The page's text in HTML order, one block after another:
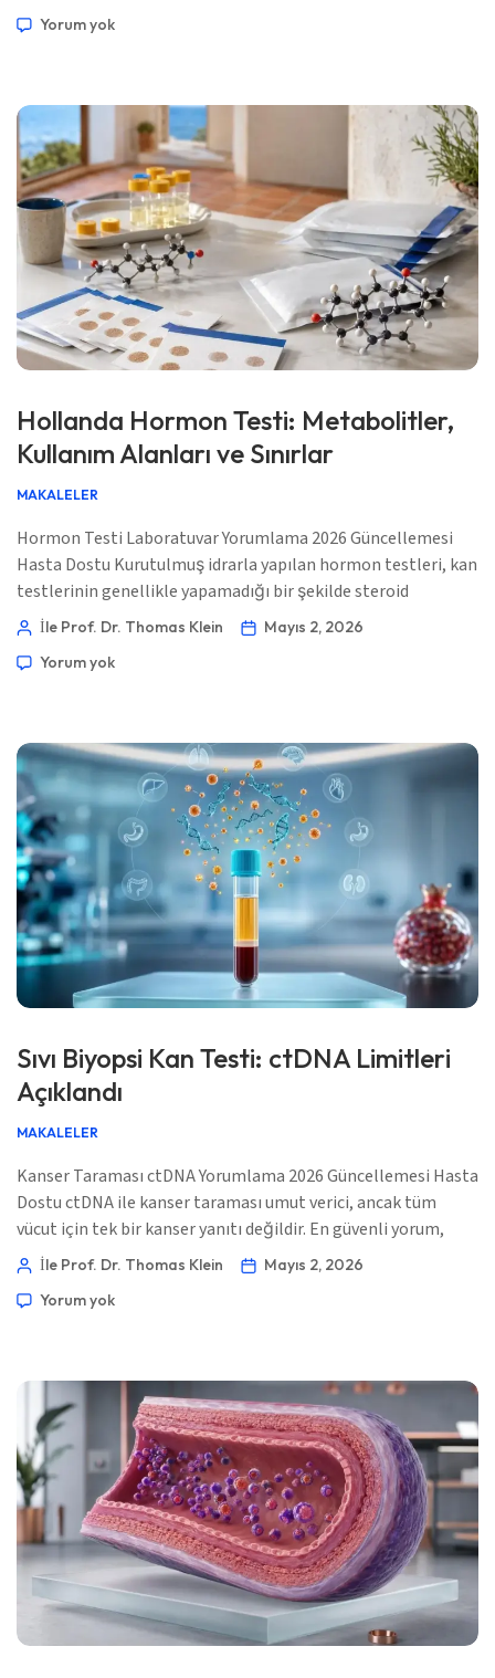
kullanılan özgül analiz (assay) ile birlikte anlamlıdır. 📖 ~11
Yorum yok
Hollanda Hormon Testi: Metabolitler,
Kullanım Alanları ve Sınırlar
MAKALELER
Hormon Testi Laboratuvar Yorumlama 2026 Güncellemesi
Hasta Dostu Kurutulmuş idrarla yapılan hormon testleri, kan
testlerinin genellikle yapamadığı bir şekilde steroid
metabolitlerini haritalayabilir; ancak her hormon sorusu için
Yayınlandı: 2 Mayıs 2026 🩺 Tıbbi Olarak İncelendi: 2 Mayıs
İle Prof. Dr. Thomas Klein
Mayıs 2, 2026
Yorum yok
Sıvı Biyopsi Kan Testi: ctDNA Limitleri
Açıklandı
MAKALELER
Kanser Taraması ctDNA Yorumlama 2026 Güncellemesi Hasta
Dostu ctDNA ile kanser taraması umut verici, ancak tüm
vücut için tek bir kanser yanıtı değildir. En güvenli yorum,
desen (patern) temellidir: sinyal, kanser riski, görüntüleme
~11 dakika 📅 2 Mayıs 2026 📝 Yayınlandı: 2 Mayıs 2026 🩺
İle Prof. Dr. Thomas Klein
Mayıs 2, 2026
Yorum yok